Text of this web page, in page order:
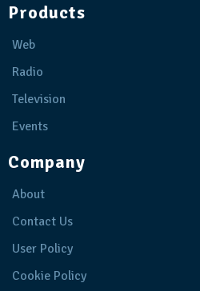
Products
Web
Radio
Television
Events
Company
About
Contact Us
User Policy
Cookie Policy